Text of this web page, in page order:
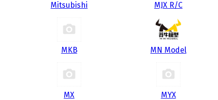
Mitsubishi MJX R/C
MKB MN Model
MX MYX